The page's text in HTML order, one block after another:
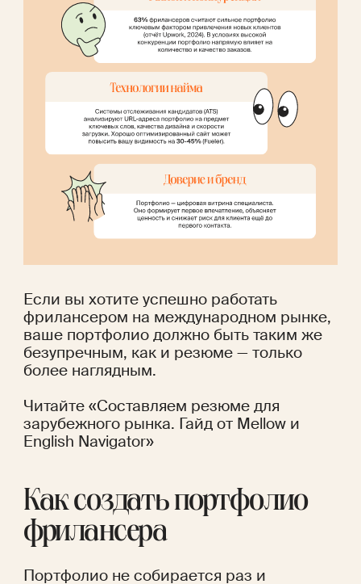
Если вы хотите успешно работать
фрилансером на международном рынке,
ваше портфолио должно быть таким же
безупречным, как и резюме — только
более наглядным.
Читайте «Составляем резюме для
зарубежного рынка. Гайд от Mellow и
English Navigator»
Как создать портфолио
фрилансера
Портфолио не собирается раз и